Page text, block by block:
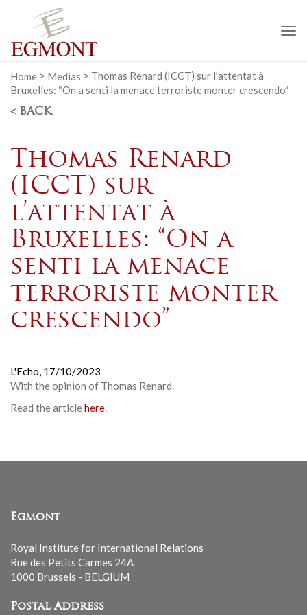
Home > Medias > Thomas Renard (ICCT) sur l’attentat à
Bruxelles: “On a senti la menace terroriste monter crescendo”
< BACK
Thomas Renard
(ICCT) sur
l’attentat à
Bruxelles: “On a
senti la menace
terroriste monter
crescendo”
L'Echo, 17/10/2023
With the opinion of Thomas Renard.
Read the articlehere.
Egmont
Royal Institute for International Relations
Rue des Petits Carmes 24A
1000 Brussels - BELGIUM
Postal Address